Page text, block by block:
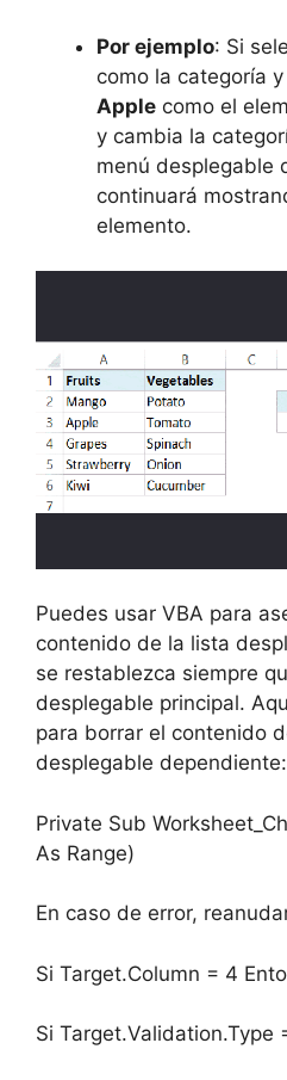
Por ejemplo: Si
como la categoría
Apple como el
y cambia la
menú desplegable
continuará
elemento.
Puedes usar VBA para
contenido de la lista
se restablezca siempre
desplegable principal.
para borrar el contenido
desplegable dependiente:
Private Sub
As Range)
En caso de error,
Si Target.Column = 4
Si Target.Validation.Type